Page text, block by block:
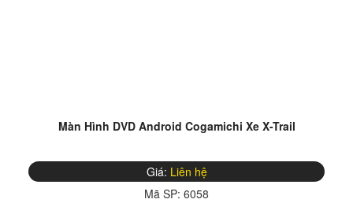
Màn Hình DVD Android Cogamichi Xe X-Trail
Giá: Liên hệ
Mã SP: 6058